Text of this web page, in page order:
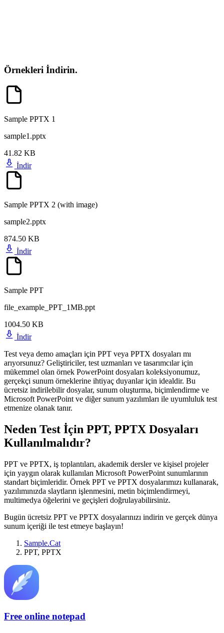
Örnekleri İndirin.
Sample PPTX 1
sample1.pptx
41.82 KB
İndir
Sample PPTX 2 (with image)
sample2.pptx
874.50 KB
İndir
Sample PPT
file_example_PPT_1MB.ppt
1004.50 KB
İndir
Test veya demo amaçları için PPT veya PPTX dosyaları mı
arıyorsunuz? Geliştiriciler, test uzmanları ve tasarımcılar için
mükemmel olan örnek PowerPoint dosyaları koleksiyonumuz,
gerçekçi sunum örneklerine ihtiyaç duyanlar için idealdir. Bu
ücretsiz indirilebilir dosyalar, sunum oluşturma, biçimlendirme ve
Microsoft PowerPoint ve diğer sunum yazılımları ile uyumluluk test
etmenize olanak tanır.
Neden Test İçin PPT, PPTX Dosyaları
Kullanılmalıdır?
PPT ve PPTX, iş toplantıları, akademik dersler ve kişisel projeler
için yaygın olarak kullanılan Microsoft PowerPoint sunumlarının
standart biçimleridir. Örnek PPT ve PPTX dosyalarımızı kullanarak,
yazılımınızda slaytların işlenmesini, metin biçimlendirmeyi,
multimedya öğelerini ve geçişleri doğrulayabilirsiniz.
Bugün ücretsiz PPT ve PPTX dosyalarınızı indirin ve gerçek dünya
sunum içeriği ile test etmeye başlayın!
Sample.Cat
PPT, PPTX
Free online notepad